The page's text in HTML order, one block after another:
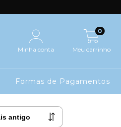
Minha conta Meu carrinho
0
Formas de Pagamentos